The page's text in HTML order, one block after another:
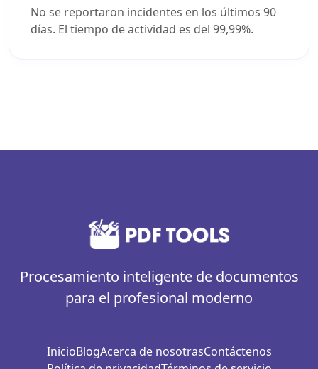
No se reportaron incidentes en los últimos 90
días. El tiempo de actividad es del 99,99%.
Procesamiento inteligente de documentos
para el profesional moderno
InicioBlogAcerca de nosotrasContáctenos